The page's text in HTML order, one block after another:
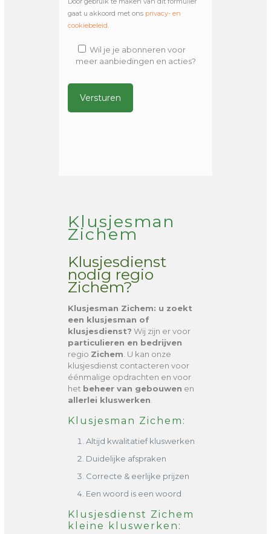
gaat u akkoord met ons privacy- en
cookiebeleid.
Wil je je abonneren voor
meer aanbiedingen en acties?
Klusjesman
Zichem
Klusjesdienst
nodig regio
Zichem?
Klusjesman Zichem: u zoekt
een klusjesman of
klusjesdienst? Wij zijn er voor
particulieren en bedrijven
regio Zichem . U kan onze
klusjesdienst contacteren voor
éénmalige opdrachten en voor
het beheer van gebouwen en
allerlei kluswerken
Klusjesman Zichem:
Altijd kwalitatief kluswerken
Duidelijke afspraken
Correcte & eerlijke prijzen
Een woord is een woord
Klusjesdienst Zichem
kleine kluswerken: